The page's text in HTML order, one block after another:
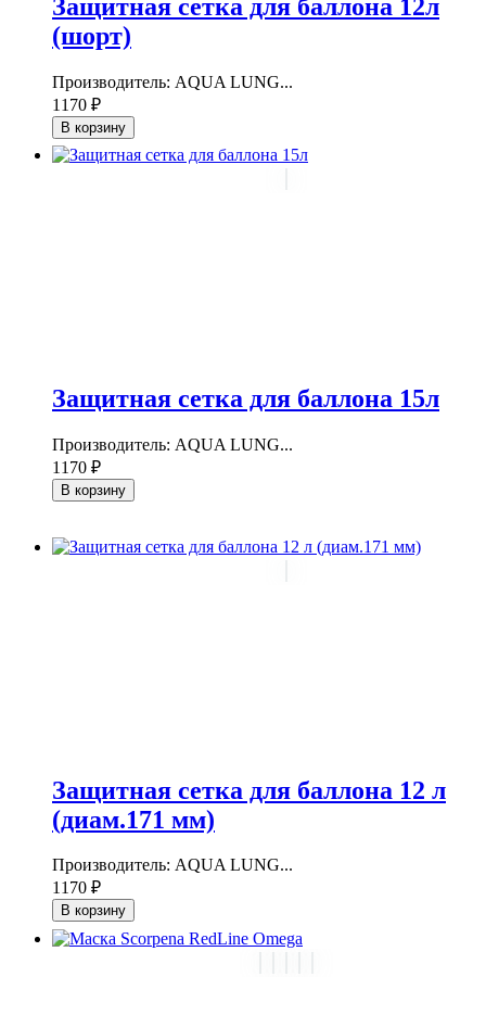
Защитная сетка для баллона 12л
(шорт)
Производитель: AQUA LUNG...
1170 ₽
В корзину
Защитная сетка для баллона 15л
Производитель: AQUA LUNG...
1170 ₽
В корзину
Защитная сетка для баллона 12 л
(диам.171 мм)
Производитель: AQUA LUNG...
1170 ₽
В корзину